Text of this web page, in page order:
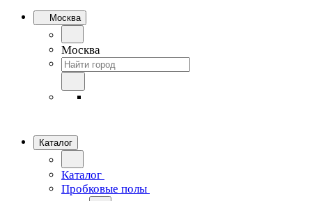
Москва
Москва
Каталог
Каталог
Пробковые полы